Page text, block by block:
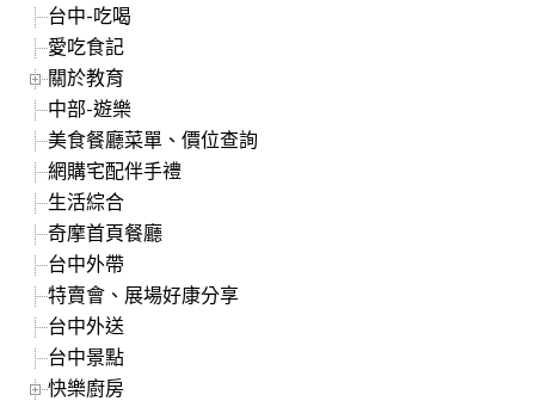
台中-吃喝
愛吃食記
關於教育
中部-遊樂
美食餐廳菜單、價位查詢
網購宅配伴手禮
生活綜合
奇摩首頁餐廳
台中外帶
特賣會、展場好康分享
台中外送
台中景點
快樂廚房